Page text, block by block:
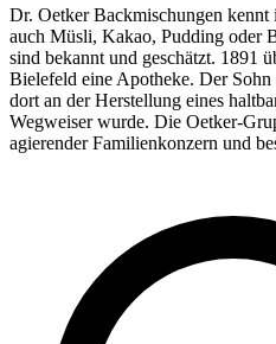
Dr. Oetker Backmischungen
auch Müsli, Kakao, Pudding oder
sind bekannt und geschätzt. 1891
Bielefeld eine Apotheke. Der Sohn
dort an der Herstellung eines
Wegweiser wurde. Die Oetker-
agierender Familienkonzern und